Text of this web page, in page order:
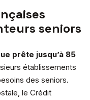
seniors
prête jusqu’à 85
établissements
des seniors.
le Crédit